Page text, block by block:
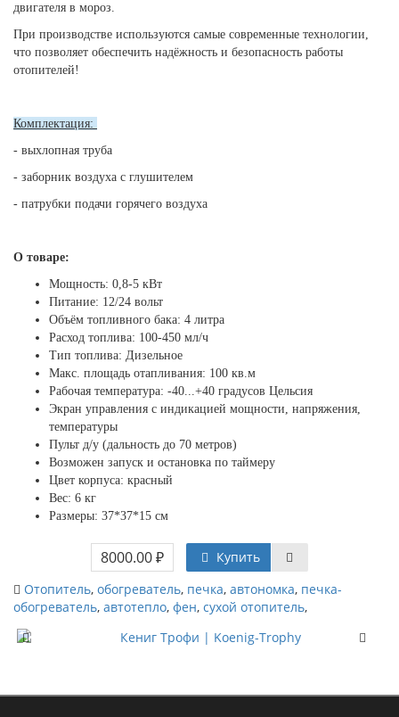
двигателя в мороз.
При производстве используются самые современные технологии,
что позволяет обеспечить надёжность и безопасность работы
отопителей!
Комплектация:
- выхлопная труба
- заборник воздуха с глушителем
- патрубки подачи горячего воздуха
О товаре:
Мощность: 0,8-5 кВт
Питание: 12/24 вольт
Объём топливного бака: 4 литра
Расход топлива: 100-450 мл/ч
Тип топлива: Дизельное
Макс. площадь отапливания: 100 кв.м
Рабочая температура: -40...+40 градусов Цельсия
Экран управления с индикацией мощности, напряжения,
температуры
Пульт д/у (дальность до 70 метров)
Возможен запуск и остановка по таймеру
Цвет корпуса: красный
Вес: 6 кг
Размеры: 37*37*15 см
8000.00 ₽
Купить
Отопитель, обогреватель, печка, автономка, печка-
обогреватель, автотепло, фен, сухой отопитель,